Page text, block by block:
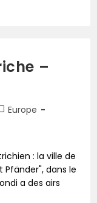
–
Europe
: la ville de
Pfänder", dans le
a des airs